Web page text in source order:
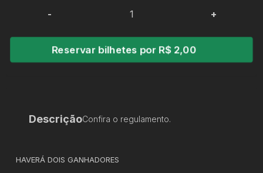
- +
Reservar bilhetes por R$ 2,00
DescriçãoConfira o regulamento.
HAVERÁ DOIS GANHADORES